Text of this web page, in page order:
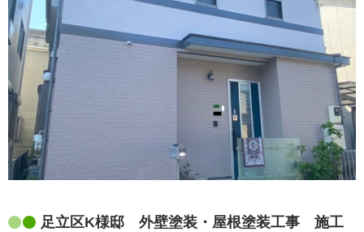
足立区K様邸 外壁塗装・屋根塗装工事 施工